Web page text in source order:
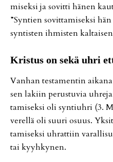
mi­sek­si ja so­vit­ti hä­nen
”Syn­tien so­vit­ta­mi­sek­si
syn­tis­ten ih­mis­ten
Kris­tus on sekä uh­ri
Van­han tes­ta­men­tin
sen la­kiin pe­rus­tu­via
ta­mi­sek­si oli syn­tiuh­ri (3.
ve­rel­lä oli suu­ri osuus.
ta­mi­sek­si uh­rat­tiin
tai kyyh­ky­nen.